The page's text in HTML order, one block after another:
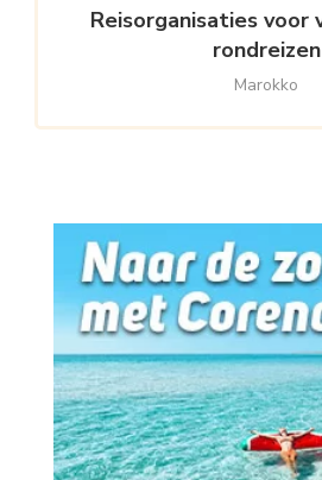
Reisorganisaties voor
rondreizen
Marokko